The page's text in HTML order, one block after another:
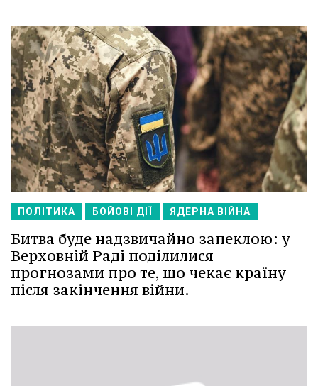
ПОЛІТИКА БОЙОВІ ДІЇ ЯДЕРНА ВІЙНА
Битва буде надзвичайно запеклою: у
Верховній Раді поділилися
прогнозами про те, що чекає країну
після закінчення війни.